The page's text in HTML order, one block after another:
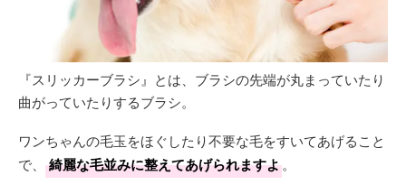
『スリッカーブラシ』とは、ブラシの先端が丸まっていたり
曲がっていたりするブラシ。
ワンちゃんの毛玉をほぐしたり不要な毛をすいてあげること
で、
綺麗な毛並みに整えてあげられますよ。